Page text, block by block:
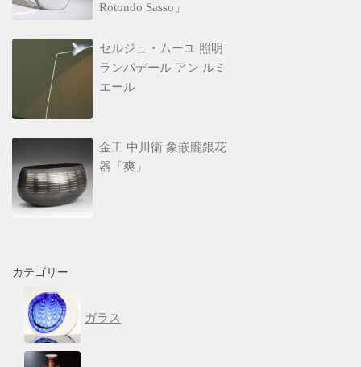
Rotondo Sasso」
セルジュ・ムーユ 照明
ランパデール アン ルミ
エール
金工 中川衛 象嵌朧銀花
器「爽」
カテゴリー
ガラス